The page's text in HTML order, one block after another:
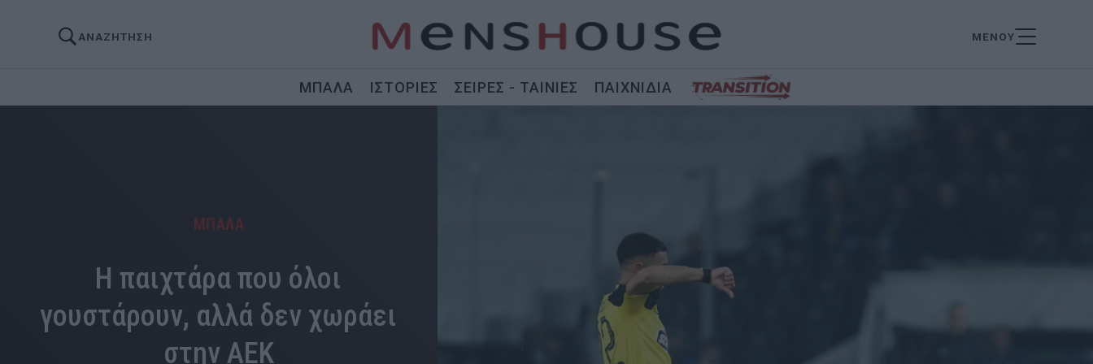
ΑΝΑΖΗΤΗΣΗ ΜΕΝΟΥ
ΜΠΑΛΑ ΙΣΤΟΡΙΕΣ ΣΕΙΡΕΣ - ΤΑΙΝΙΕΣ ΠΑΙΧΝΙΔΙΑ
ΜΠΑΛΑ
Η παιχτάρα που όλοι
γουστάρουν, αλλά δεν χωράει
στην ΑΕΚ